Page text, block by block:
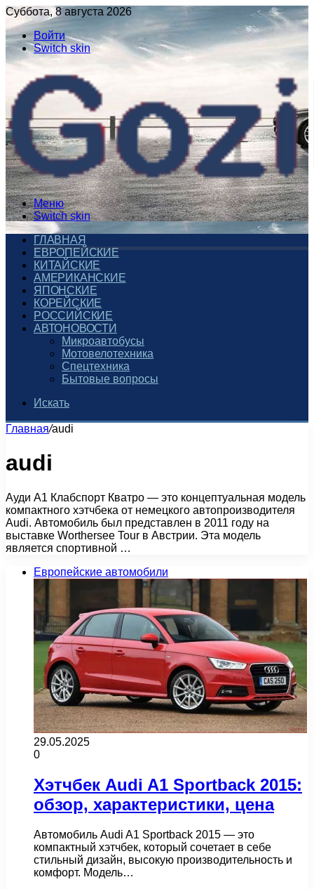
Суббота, 8 августа 2026
Войти
Switch skin
Меню
Switch skin
ГЛАВНАЯ
ЕВРОПЕЙСКИЕ
КИТАЙСКИЕ
АМЕРИКАНСКИЕ
ЯПОНСКИЕ
КОРЕЙСКИЕ
РОССИЙСКИЕ
АВТОНОВОСТИ
Микроавтобусы
Мотовелотехника
Спецтехника
Бытовые вопросы
Искать
Главная/audi
audi
Ауди А1 Клабспорт Кватро — это концептуальная модель
компактного хэтчбека от немецкого автопроизводителя
Audi. Автомобиль был представлен в 2011 году на
выставке Worthersee Tour в Австрии. Эта модель
является спортивной …
Европейские автомобили
29.05.2025
0
Хэтчбек Audi A1 Sportback 2015:
обзор, характеристики, цена
Автомобиль Audi A1 Sportback 2015 — это
компактный хэтчбек, который сочетает в себе
стильный дизайн, высокую производительность и
комфорт. Модель…